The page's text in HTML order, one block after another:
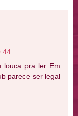
louca pra ler Em
parece ser legal